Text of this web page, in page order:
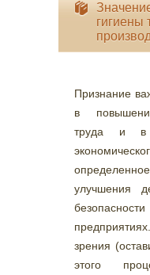
гигиены
Признание
в
труда и в
улучшения
зрения
этого